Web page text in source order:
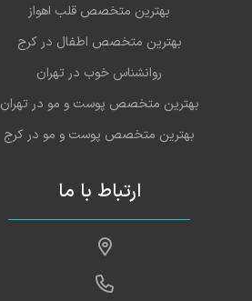
بهترین متخصص قلب اهواز
بهترین متخصص اطفال در کرج
روانشناس خوب در تهران
بهترین متخصص پوست و مو در تهران
بهترین متخصص پوست و مو در کرج
ارتباط با ما